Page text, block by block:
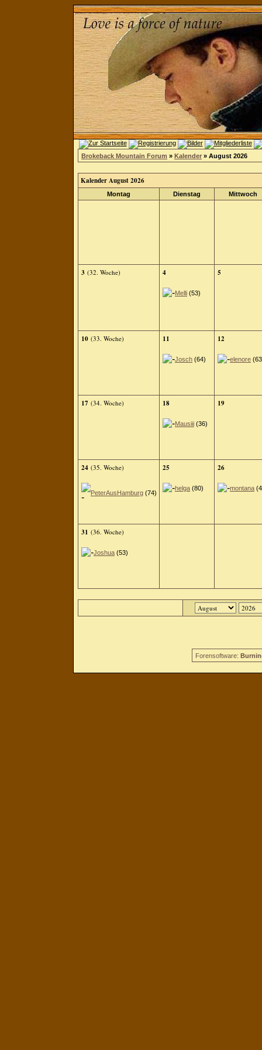
Brokeback Mountain Forum » Kalender » August 2026
Kalender August 2026
Montag Dienstag Mittwoch
3 (32. Woche) 4
Melli (53)
5
10 (33. Woche) 11
Josch (64)
12
elenore
17 (34. Woche) 18
Mausiii (36)
19
24 (35. Woche)
PeterAusHamburg (74)
25
helga (80)
26
montana
31 (36. Woche)
Joshua (53)
Forensoftware: